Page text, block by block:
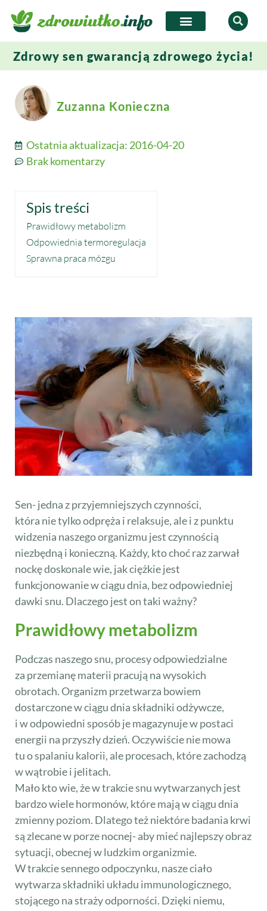
Zdrowy sen gwarancją zdrowego życia!
Zuzanna Konieczna
Ostatnia aktualizacja: 2016-04-20
Brak komentarzy
Spis treści
Prawidłowy metabolizm
Odpowiednia termoregulacja
Sprawna praca mózgu
Sen- jedna z przyjemniejszych czynności,
która nie tylko odpręża i relaksuje, ale i z punktu
widzenia naszego organizmu jest czynnością
niezbędną i konieczną. Każdy, kto choć raz zarwał
nockę doskonale wie, jak ciężkie jest
funkcjonowanie w ciągu dnia, bez odpowiedniej
dawki snu. Dlaczego jest on taki ważny?
Prawidłowy metabolizm
Podczas naszego snu, procesy odpowiedzialne
za przemianę materii pracują na wysokich
obrotach. Organizm przetwarza bowiem
dostarczone w ciągu dnia składniki odżywcze,
i w odpowiedni sposób je magazynuje w postaci
energii na przyszły dzień. Oczywiście nie mowa
tu o spalaniu kalorii, ale procesach, które zachodzą
w wątrobie i jelitach.
Mało kto wie, że w trakcie snu wytwarzanych jest
bardzo wiele hormonów, które mają w ciągu dnia
zmienny poziom. Dlatego też niektóre badania krwi
są zlecane w porze nocnej- aby mieć najlepszy obraz
sytuacji, obecnej w ludzkim organizmie.
W trakcie sennego odpoczynku, nasze ciało
wytwarza składniki układu immunologicznego,
stojącego na straży odporności. Dzięki niemu,